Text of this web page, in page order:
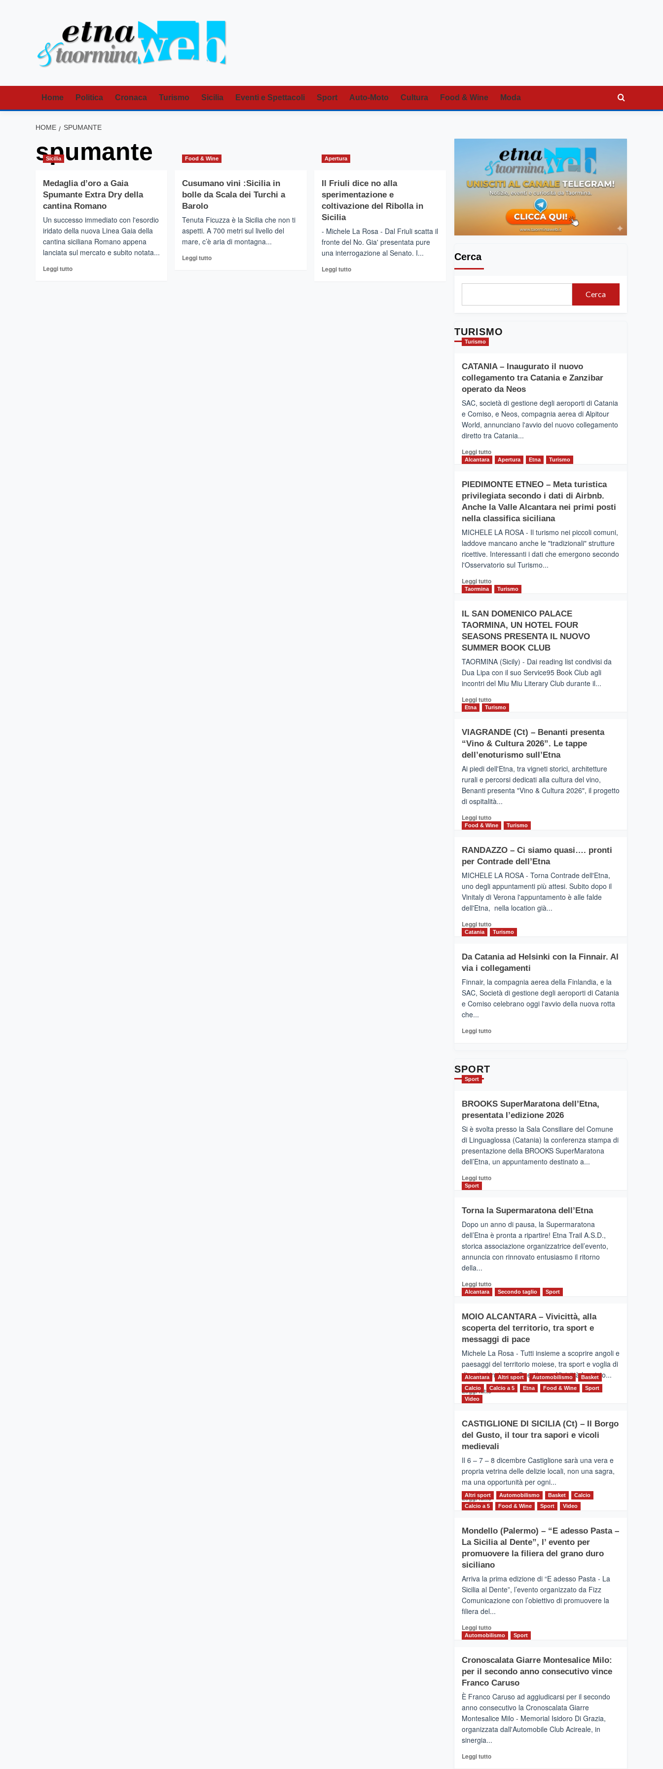
Home Politica Cronaca Turismo Sicilia Eventi e Spettacoli Sport Auto-Moto Cultura Food & Wine Moda
HOME SPUMANTE
spumante
Sicilia
Medaglia d’oro a Gaia
Spumante Extra Dry della
cantina Romano
Un successo immediato con l'esordio
iridato della nuova Linea Gaia della
cantina siciliana Romano appena
lanciata sul mercato e subito notata...
Leggi tuttoLeggi
Food & Wine
Cusumano vini :Sicilia in
bolle da Scala dei Turchi a
Barolo
Tenuta Ficuzza è la Sicilia che non ti
aspetti. A 700 metri sul livello del
mare, c’è aria di montagna...
Leggi tuttoLeggi
Apertura
Il Friuli dice no alla
sperimentazione e
coltivazione del Ribolla in
Sicilia
- Michele La Rosa - Dal Friuli scatta il
fronte del No. Gia' presentata pure
una interrogazione al Senato. I...
Leggi tuttoLeggi
Cerca
Cerca
TURISMO
Turismo
CATANIA – Inaugurato il nuovo
collegamento tra Catania e Zanzibar
operato da Neos
SAC, società di gestione degli aeroporti di Catania
e Comiso, e Neos, compagnia aerea di Alpitour
World, annunciano l'avvio del nuovo collegamento
diretto tra Catania...
Leggi tuttoLeggi
CATANIA
–
Inaugurato
il
collegamento
tra
Catania
e
operato
da
Alcantara Apertura Etna Turismo
PIEDIMONTE ETNEO – Meta turistica
privilegiata secondo i dati di Airbnb.
Anche la Valle Alcantara nei primi posti
nella classifica siciliana
MICHELE LA ROSA - Il turismo nei piccoli comuni,
laddove mancano anche le "tradizionali" strutture
ricettive. Interessanti i dati che emergono secondo
l'Osservatorio sul Turismo...
Leggi tuttoLeggi
PIEDIMONTE
ETNEO
–
Meta
privilegiata
secondo
i
di
Airbnb.
la
Valle
Alcantara
nei
primi
classifica
siciliana
Taormina Turismo
IL SAN DOMENICO PALACE
TAORMINA, UN HOTEL FOUR
SEASONS PRESENTA IL NUOVO
SUMMER BOOK CLUB
TAORMINA (Sicily) - Dai reading list condivisi da
Dua Lipa con il suo Service95 Book Club agli
incontri del Miu Miu Literary Club durante il...
Leggi tuttoLeggi
di
IL
SAN
DOMENICO
TAORMINA,
UN
HOTEL
FOUR
PRESENTA
IL
SUMMER
BOOK
CLUB
Etna Turismo
VIAGRANDE (Ct) – Benanti presenta
“Vino & Cultura 2026”. Le tappe
dell’enoturismo sull’Etna
Ai piedi dell'Etna, tra vigneti storici, architetture
rurali e percorsi dedicati alla cultura del vino,
Benanti presenta "Vino & Cultura 2026", il progetto
di ospitalità...
Leggi tuttoLeggi
di
VIAGRANDE
(Ct)
–
presenta
“Vino
&
2026”.
Le
dell’enoturismo
sull’Etna
Food & Wine Turismo
RANDAZZO – Ci siamo quasi…. pronti
per Contrade dell’Etna
MICHELE LA ROSA - Torna Contrade dell'Etna,
uno degli appuntamenti più attesi. Subito dopo il
Vinitaly di Verona l'appuntamento è alle falde
dell'Etna, nella location già...
Leggi tuttoLeggi
di
RANDAZZO
–
siamo
quasi….
pronti
dell’Etna
Catania Turismo
Da Catania ad Helsinki con la Finnair. Al
via i collegamenti
Finnair, la compagnia aerea della Finlandia, e la
SAC, Società di gestione degli aeroporti di Catania
e Comiso celebrano oggi l'avvio della nuova rotta
che...
Leggi tuttoLeggi
con
la
Al
via
i
collegamenti
SPORT
Sport
BROOKS SuperMaratona dell’Etna,
presentata l’edizione 2026
Si è svolta presso la Sala Consiliare del Comune
di Linguaglossa (Catania) la conferenza stampa di
presentazione della BROOKS SuperMaratona
dell’Etna, un appuntamento destinato a...
Leggi tuttoLeggi
BROOKS
SuperMaratona
dell’Etna,
presentata
l’edizione
2026
Sport
Torna la Supermaratona dell’Etna
Dopo un anno di pausa, la Supermaratona
dell’Etna è pronta a ripartire! Etna Trail A.S.D.,
storica associazione organizzatrice dell’evento,
annuncia con rinnovato entusiasmo il ritorno
della...
Leggi tuttoLeggi
Torna
la
Supermaratona
Alcantara Secondo taglio Sport
MOIO ALCANTARA – Vivicittà, alla
scoperta del territorio, tra sport e
messaggi di pace
Michele La Rosa - Tutti insieme a scoprire angoli e
paesaggi del territorio moiese, tra sport e voglia di
divertirsi insieme. Quest'anno Vivicittà ha visto...
Leggi tuttoLeggi
MOIO
ALCANTARA
–
alla
scoperta
del
territorio,
tra
sport
messaggi
di
Alcantara Altri sport Automobilismo
Basket
Calcio
Calcio a 5 Etna Food & Wine
Sport
Video
CASTIGLIONE DI SICILIA (Ct) – Il Borgo
del Gusto, il tour tra sapori e vicoli
medievali
Il 6 – 7 – 8 dicembre Castiglione sarà una vera e
propria vetrina delle delizie locali, non una sagra,
ma una opportunità per ogni...
Leggi tuttoLeggi
CASTIGLIONE
DI
SICILIA
(Ct)
Il
Borgo
del
tour
tra
vicoli
medievali
Altri sport Automobilismo Basket
Calcio
Calcio a 5
Food & Wine Sport Video
Mondello (Palermo) – “E adesso Pasta –
La Sicilia al Dente”, l’ evento per
promuovere la filiera del grano duro
siciliano
Arriva la prima edizione di “E adesso Pasta - La
Sicilia al Dente”, l’evento organizzato da Fizz
Comunicazione con l’obiettivo di promuovere la
filiera del...
Leggi tuttoLeggi
di
Mondello
(Palermo)
–
adesso
Pasta
–
La
Dente”,
Automobilismo Sport
Cronoscalata Giarre Montesalice Milo:
per il secondo anno consecutivo vince
Franco Caruso
È Franco Caruso ad aggiudicarsi per il secondo
anno consecutivo la Cronoscalata Giarre
Montesalice Milo - Memorial Isidoro Di Grazia,
organizzata dall'Automobile Club Acireale, in
sinergia...
Leggi tuttoLeggi